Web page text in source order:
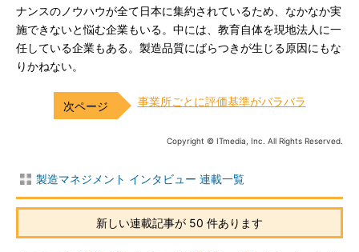
ナンスのノウハウが全て日本に集約されているため、なかなか実
施できないと悩む企業もいる。中には、教育自体を現地法人に一
任している企業もある。製造品質にばらつきが生じる原因にもな
りかねない。
事業所ごとに評価基準がバラバラ
Copyright © ITmedia, Inc. All Rights Reserved.
製造マネジメント インタビュー 連載一覧
新しい連載記事が 50 件あります